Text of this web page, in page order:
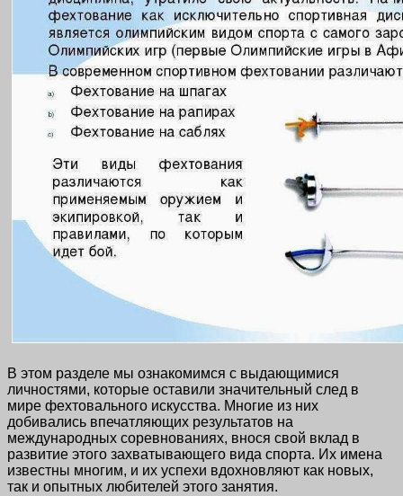
В этом разделе мы ознакомимся с выдающимися
личностями, которые оставили значительный след в
мире фехтовального искусства. Многие из них
добивались впечатляющих результатов на
международных соревнованиях, внося свой вклад в
развитие этого захватывающего вида спорта. Их имена
известны многим, и их успехи вдохновляют как новых,
так и опытных любителей этого занятия.